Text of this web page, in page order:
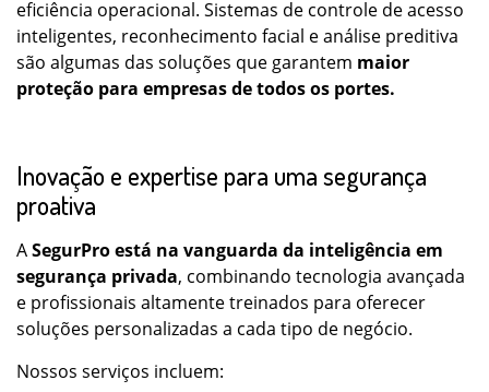
eficiência operacional. Sistemas de controle de acesso
inteligentes, reconhecimento facial e análise preditiva
são algumas das soluções que garantem maior
proteção para empresas de todos os portes.
Inovação e expertise para uma segurança
proativa
ASegurPro está na vanguarda da inteligência em
segurança privada, combinando tecnologia avançada
e profissionais altamente treinados para oferecer
soluções personalizadas a cada tipo de negócio.
Nossos serviços incluem: